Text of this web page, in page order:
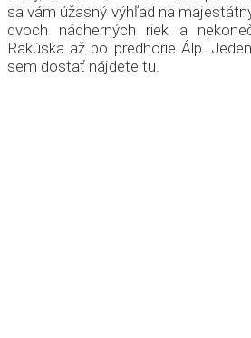
sa vám úžasný výhľad na
dvoch nádherných riek a
Rakúska až po predhorie Álp.
sem dostať nájdete tu.